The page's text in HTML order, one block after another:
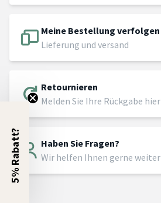
Meine Bestellung verfolgen
Lieferung und versand
Retournieren
Melden Sie Ihre Rückgabe hier
Haben Sie Fragen?
Wir helfen Ihnen gerne weiter
5% Rabatt?